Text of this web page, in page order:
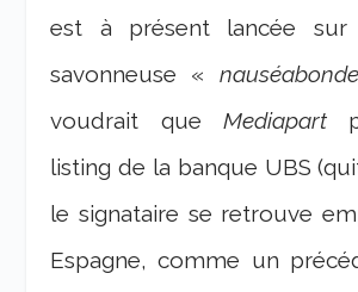
est à présent lancée sur
savonneuse « nauséabonde
voudrait que Mediapart
listing de la banque UBS
le signataire se retrouve
Espagne, comme un